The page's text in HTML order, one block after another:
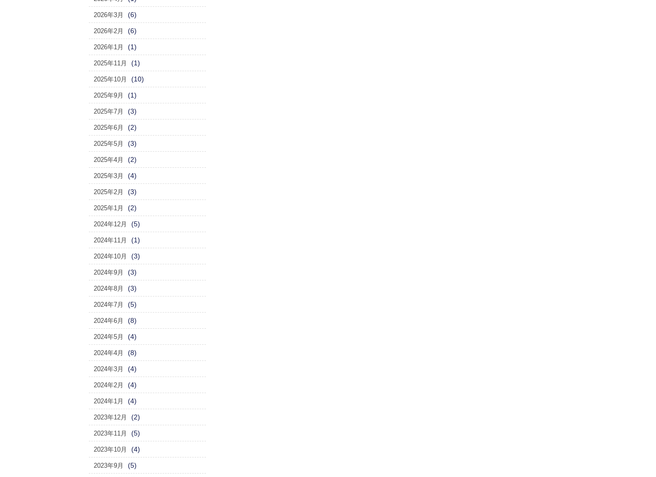
2026年3月 (6)
2026年2月 (6)
2026年1月 (1)
2025年11月 (1)
2025年10月 (10)
2025年9月 (1)
2025年7月 (3)
2025年6月 (2)
2025年5月 (3)
2025年4月 (2)
2025年3月 (4)
2025年2月 (3)
2025年1月 (2)
2024年12月 (5)
2024年11月 (1)
2024年10月 (3)
2024年9月 (3)
2024年8月 (3)
2024年7月 (5)
2024年6月 (8)
2024年5月 (4)
2024年4月 (8)
2024年3月 (4)
2024年2月 (4)
2024年1月 (4)
2023年12月 (2)
2023年11月 (5)
2023年10月 (4)
2023年9月 (5)